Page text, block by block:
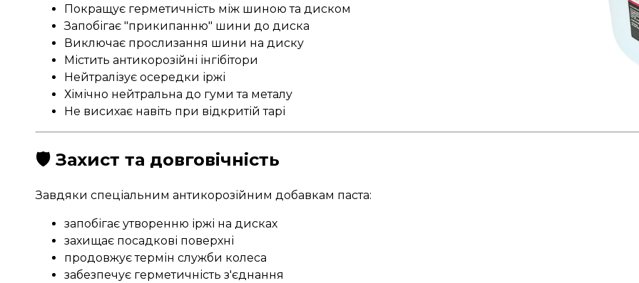
Покращує герметичність між шиною та диском
Запобігає "прикипанню" шини до диска
Виключає прослизання шини на диску
Містить антикорозійні інгібітори
Нейтралізує осередки іржі
Хімічно нейтральна до гуми та металу
Не висихає навіть при відкритій тарі
🛡️ Захист та довговічність
Завдяки спеціальним антикорозійним добавкам паста:
запобігає утворенню іржі на дисках
захищає посадкові поверхні
продовжує термін служби колеса
забезпечує герметичність з'єднання